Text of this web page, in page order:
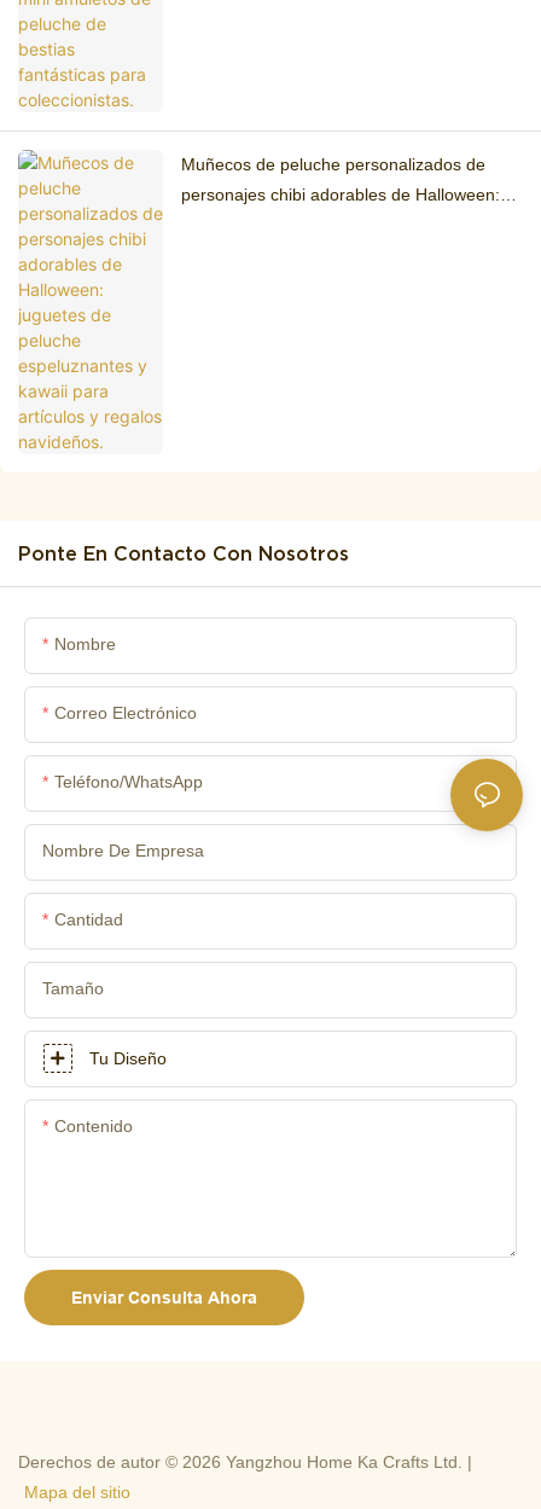
Muñecos de peluche personalizados de
personajes chibi adorables de Halloween:
Ponte En Contacto Con Nosotros
Nombre
Correo Electrónico
Teléfono/WhatsApp
Nombre De Empresa
Cantidad
Tamaño
Tu Diseño
Contenido
Enviar Consulta Ahora
Derechos de autor © 2026 Yangzhou Home Ka Crafts Ltd. |
Mapa del sitio